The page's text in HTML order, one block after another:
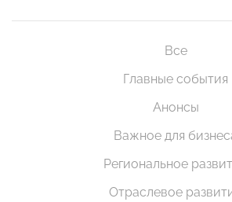
Все
Главные события
Анонсы
Важное для
Региональное
Отраслевое